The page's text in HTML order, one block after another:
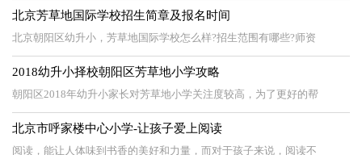
北京芳草地国际学校招生简章及报名时间
北京朝阳区幼升小，芳草地国际学校怎么样?招生范围有哪些?师资
2018幼升小择校朝阳区芳草地小学攻略
朝阳区2018年幼升小家长对芳草地小学关注度较高，为了更好的帮
北京市呼家楼中心小学-让孩子爱上阅读
阅读，能让人体味到书香的美好和力量，而对于孩子来说，阅读不